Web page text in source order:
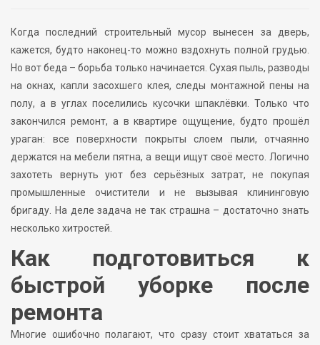
Когда последний строительный мусор вынесен за дверь,
кажется, будто наконец-то можно вздохнуть полной грудью.
Но вот беда – борьба только начинается. Сухая пыль, разводы
на окнах, капли засохшего клея, следы монтажной пены на
полу, а в углах поселились кусочки шпаклёвки. Только что
закончился ремонт, а в квартире ощущение, будто прошёл
ураган: все поверхности покрыты слоем пыли, отчаянно
держатся на мебели пятна, а вещи ищут своё место. Логично
захотеть вернуть уют без серьёзных затрат, не покупая
промышленные очистители и не вызывая клининговую
бригаду. На деле задача не так страшна – достаточно знать
несколько хитростей.
Как подготовиться к
быстрой уборке после
ремонта
Многие ошибочно полагают, что сразу стоит хвататься за